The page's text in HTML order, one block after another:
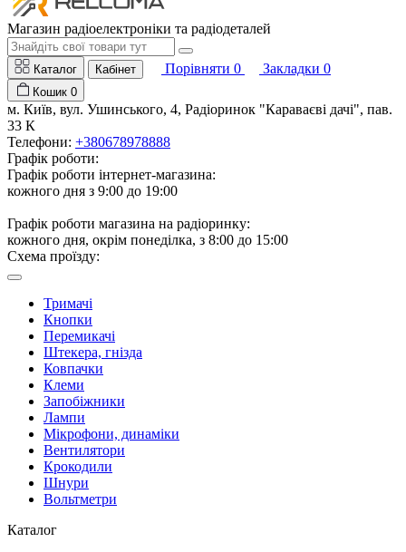
Магазин радіоелектроніки та радіодеталей
Каталог Кабінет Порівняти 0 Закладки 0
Кошик 0
м. Київ, вул. Ушинського, 4, Радіоринок "Караваєві дачі", пав.
33 К
Телефони: +380678978888
Графік роботи:
Графік роботи інтернет-магазина:
кожного дня з 9:00 до 19:00
Графік роботи магазина на радіоринку:
кожного дня, окрім понеділка, з 8:00 до 15:00
Схема проїзду:
Тримачі
Кнопки
Перемикачі
Штекера, гнізда
Ковпачки
Клеми
Запобіжники
Лампи
Мікрофони, динаміки
Вентилятори
Крокодили
Шнури
Вольтметри
Каталог